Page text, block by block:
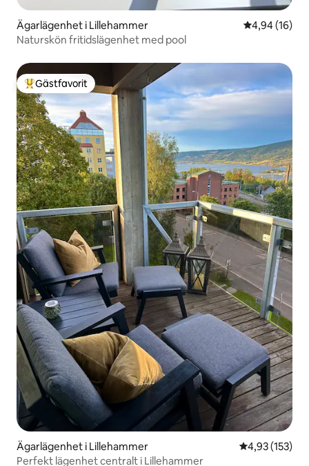
Ägarlägenhet i Lillehammer 4,94 av 5 i
4,94 (16)
Naturskön fritidslägenhet med pool
Populär gästfavorit
Gästfavorit
Ägarlägenhet i Lillehammer 4,93 av 5 i
4,93 (153)
Perfekt lägenhet centralt i Lillehammer